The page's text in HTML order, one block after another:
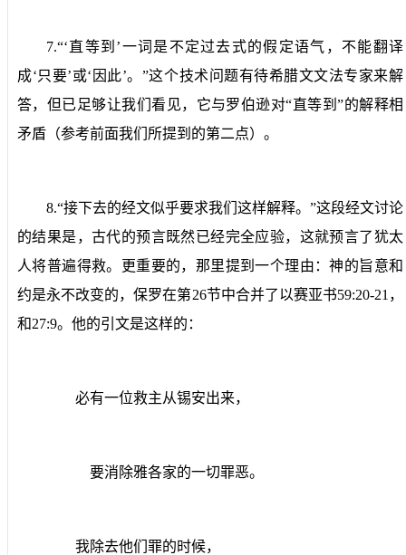
7.“‘直等到’一词是不定过去式的假定语气，不能翻译
成‘只要’或‘因此’。”这个技术问题有待希腊文文法专家来解
答，但已足够让我们看见，它与罗伯逊对“直等到”的解释相
矛盾（参考前面我们所提到的第二点）。
8.“接下去的经文似乎要求我们这样解释。”这段经文讨论
的结果是，古代的预言既然已经完全应验，这就预言了犹太
人将普遍得救。更重要的，那里提到一个理由：神的旨意和
约是永不改变的，保罗在第26节中合并了以赛亚书59:20-21 ，
和27:9。他的引文是这样的：
必有一位救主从锡安出来，
要消除雅各家的一切罪恶。
我除去他们罪的时候，